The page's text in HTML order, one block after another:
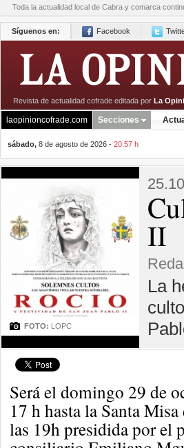
Toda la actualidad local de Cabra y comarca
Síguenos en: Facebook
Revista de actualidad cofrade editada por La
laopinioncofrade.com Secciones
sábado, 8 de agosto de 2026 - 20:57 h
FOTO: LOPC
II
La
Será el domingo 29 de
17 h hasta la Santa
las 19h presidida por el